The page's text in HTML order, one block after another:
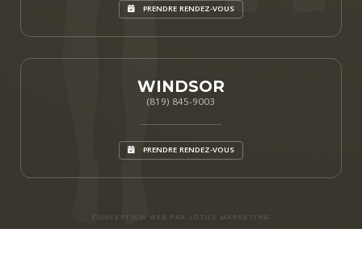
PRENDRE RENDEZ-VOUS
WINDSOR
(819) 845-9003
PRENDRE RENDEZ-VOUS
CONCEPTION WEB PAR LOTUS MARKETING